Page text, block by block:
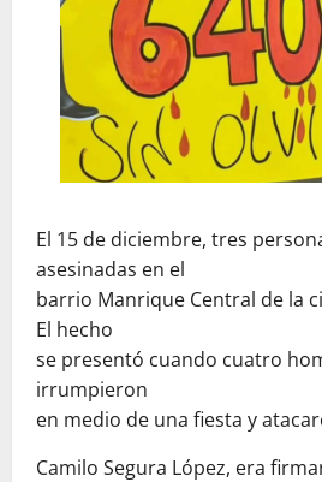
El 15 de diciembre, tres
asesinadas en el
barrio Manrique Central de la
El hecho
se presentó cuando cuatro
irrumpieron
en medio de una fiesta y
Camilo Segura López, era